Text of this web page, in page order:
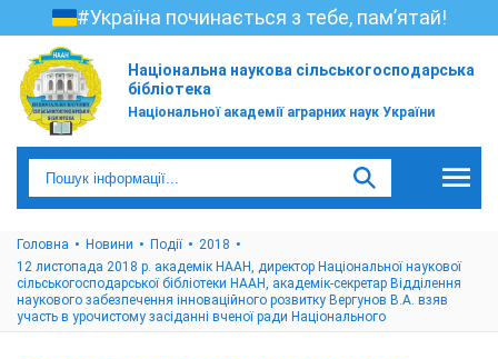
#Україна починається з тебе, пам’ятай!
Національна наукова сільськогосподарська
бібліотека
Національної академії аграрних наук України
Головна Новини Події
2018
12 листопада 2018 р. академік НААН, директор Національної наукової
сільськогосподарської бібліотеки НААН, академік-секретар Відділення
наукового забезпечення інноваційного розвитку Вергунов В.А. взяв
участь в урочистому засіданні вченої ради Національного